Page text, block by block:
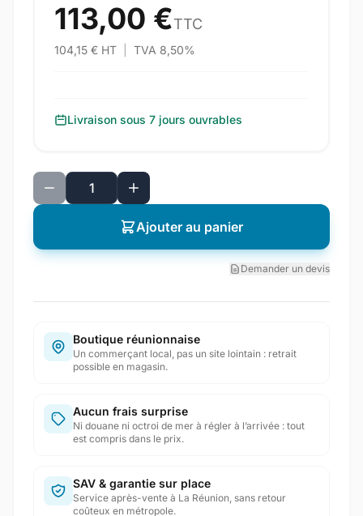
113,00 €TTC
104,15 € HT TVA 8,50%
Livraison sous 7 jours ouvrables
Ajouter au panier
Demander un devis
Boutique réunionnaise
Un commerçant local, pas un site lointain : retrait
possible en magasin.
Aucun frais surprise
Ni douane ni octroi de mer à régler à l’arrivée : tout
est compris dans le prix.
SAV & garantie sur place
Service après-vente à La Réunion, sans retour
coûteux en métropole.